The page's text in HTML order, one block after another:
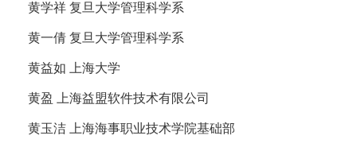
黄学祥 复旦大学管理科学系
黄一倩 复旦大学管理科学系
黄益如 上海大学
黄盈 上海益盟软件技术有限公司
黄玉洁 上海海事职业技术学院基础部